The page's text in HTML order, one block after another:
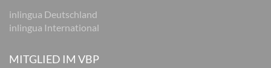
inlingua Deutschland
inlingua International
MITGLIED IM VBP